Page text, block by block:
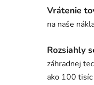
Vrátenie
na naše
Rozsiahly
záhradnej
ako 100